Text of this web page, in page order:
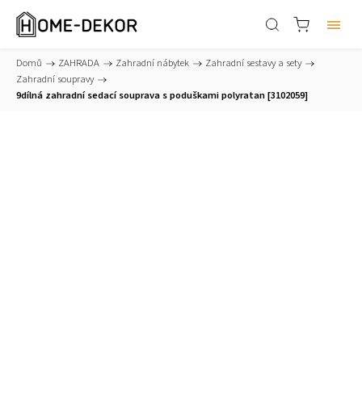
Domů / ZAHRADA / Zahradní nábytek / Zahradní sestavy a sety /
Zahradní soupravy /
9dílná zahradní sedací souprava s poduškami polyratan [3102059]